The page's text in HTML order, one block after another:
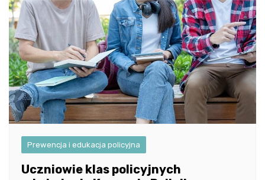
Prewencja i edukacja policyjna
Uczniowie klas policyjnych